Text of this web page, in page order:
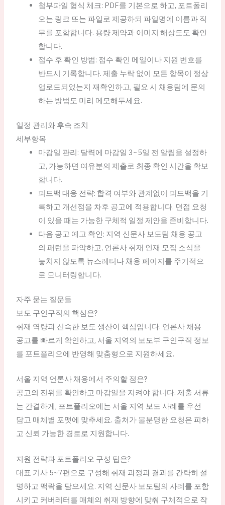
첨부파일 형식 체크: PDF를 기본으로 하고, 포트폴리
오는 링크 또는 파일로 제공하되 파일명에 이름과 직
무를 포함합니다. 용량 제약과 이미지 해상도도 확인
합니다.
접수 후 확인 방법: 접수 확인 메일이나 지원 번호를
반드시 기록합니다. 제출 누락 없이 모든 항목이 정상
업로드되었는지 재확인하고, 필요 시 채용팀에 문의
하는 방법도 미리 메모해두세요.
일정 관리와 후속 조치
세부항목
마감일 관리: 달력에 마감일 3~5일 전 알림을 설정하
고, 가능하면 여유분의 제출로 최종 확인 시간을 확보
합니다.
피드백 대응 전략: 합격 여부와 관계없이 피드백을 기
록하고 개선점을 차후 공고에 적용합니다. 면접 요청
이 있을 때는 가능한 구체적 일정 제안을 준비합니다.
다음 공고 예고 확인: 지역 신문사 보도팀 채용 공고
의 패턴을 파악하고, 언론사 취재 인재 모집 소식을
놓치지 않도록 뉴스레터나 채용 페이지를 주기적으
로 모니터링합니다.
자주 묻는 질문들
보도 구인구직의 핵심은?
취재 역량과 신속한 보도 생산이 핵심입니다. 언론사 채용
공고를 빠르게 확인하고, 서울 지역의 보도부 구인구직 정보
를 포트폴리오에 반영해 맞춤형으로 지원하세요.
서울 지역 언론사 채용에서 주의할 점은?
공고의 진위를 확인하고 마감일을 지켜야 합니다. 제출 서류
는 간결하게, 포트폴리오에는 서울 지역 보도 사례를 우선
담고 매체별 포맷에 맞추세요. 출처가 불분명한 요청은 피하
고 신뢰 가능한 경로로 지원합니다.
지원 전략과 포트폴리오 구성 팁은?
대표 기사 5~7편으로 구성해 취재 과정과 결과를 간략히 설
명하고 맥락을 담으세요. 지역 신문사 보도팀의 사례를 포함
시키고 커버레터를 매체의 취재 방향에 맞춰 구체적으로 작